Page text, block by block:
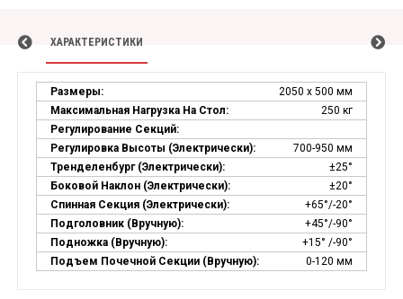
ХАРАКТЕРИСТИКИ
Размеры:
2050 х 500 мм
Максимальная Нагрузка На Стол:
250 кг
Регулирование Секций:
Регулировка Высоты (электрически):
700-950 мм
Тренделенбург (электрически):
±25°
Боковой Наклон (электрически):
±20°
Спинная Секция (электрически):
+65°/-20°
Подголовник (вручную):
+45°/-90°
Подножка (вручную):
+15° /-90°
Подъем Почечной Секции (вручную):
0-120 мм